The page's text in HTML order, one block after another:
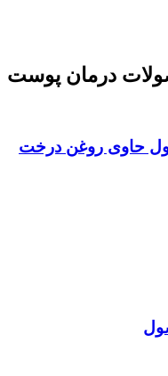
درمان پوست
حاوی روغن درخت